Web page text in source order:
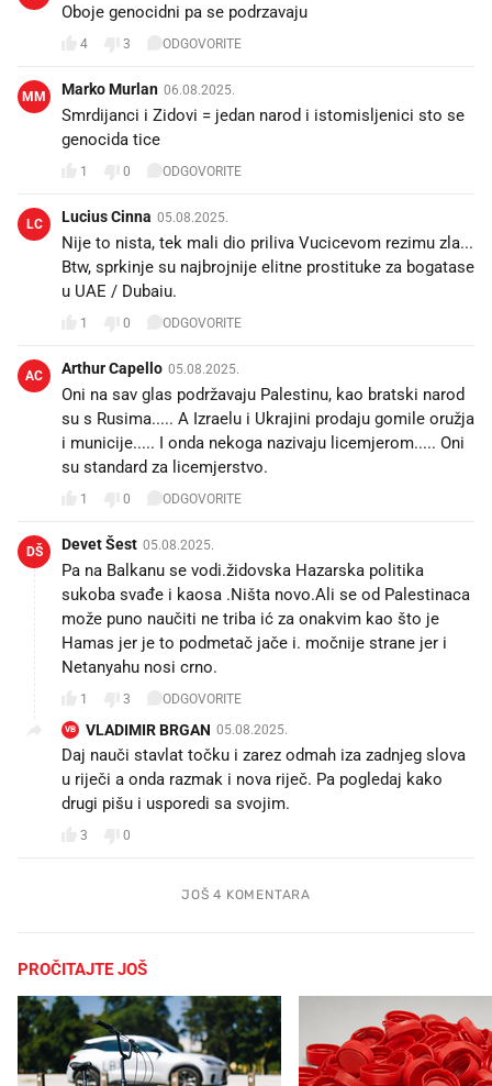
Oboje genocidni pa se podrzavaju
4 3 ODGOVORITE
MM Marko Murlan 06.08.2025.
Smrdijanci i Zidovi = jedan narod i istomisljenici sto se
genocida tice
1 0 ODGOVORITE
LC Lucius Cinna 05.08.2025.
Nije to nista, tek mali dio priliva Vucicevom rezimu zla...
Btw, sprkinje su najbrojnije elitne prostituke za bogatase
u UAE / Dubaiu.
1 0 ODGOVORITE
AC Arthur Capello 05.08.2025.
Oni na sav glas podržavaju Palestinu, kao bratski narod
su s Rusima..... A Izraelu i Ukrajini prodaju gomile oružja
i municije..... I onda nekoga nazivaju licemjerom..... Oni
su standard za licemjerstvo.
1 0 ODGOVORITE
DŠ Devet Šest 05.08.2025.
Pa na Balkanu se vodi.židovska Hazarska politika
sukoba svađe i kaosa .Ništa novo.Ali se od Palestinaca
može puno naučiti ne triba ić za onakvim kao što je
Hamas jer je to podmetač jače i. močnije strane jer i
Netanyahu nosi crno.
1 3 ODGOVORITE
VB VLADIMIR BRGAN 05.08.2025.
Daj nauči stavlat točku i zarez odmah iza zadnjeg slova
u riječi a onda razmak i nova riječ. Pa pogledaj kako
drugi pišu i usporedi sa svojim.
3 0
JOŠ 4 KOMENTARA
PROČITAJTE JOŠ